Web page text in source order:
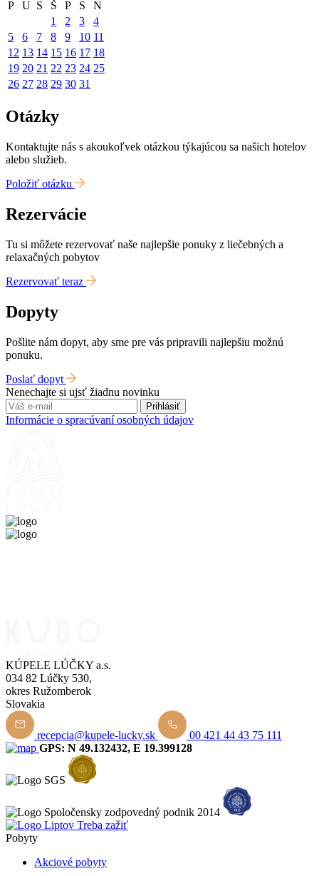
P U S Š P S
N
1
2 3
4
5
6 7 8 9 10 11
12 13 14 15 16 17 18
19 20 21 22 23 24 25
26 27 28 29 30 31
Otázky
Kontaktujte nás s akoukoľvek otázkou týkajúcou sa našich hotelov
alebo služieb.
Položiť otázku
Rezervácie
Tu si môžete rezervovať naše najlepšie ponuky z liečebných a
relaxačných pobytov
Rezervovať teraz
Dopyty
Pošlite nám dopyt, aby sme pre vás pripravili najlepšiu možnú
ponuku.
Poslať dopyt
Nenechajte si ujsť žiadnu novinku
Prihlásiť
Informácie o spracúvaní osobných údajov
KÚPELE LÚČKY a.s.
034 82 Lúčky 530,
okres Ružomberok
Slovakia
recepcia@kupele-lucky.sk
00 421 44 43 75 111
GPS: N 49.132432, E 19.399128
Pobyty
Akciové pobyty